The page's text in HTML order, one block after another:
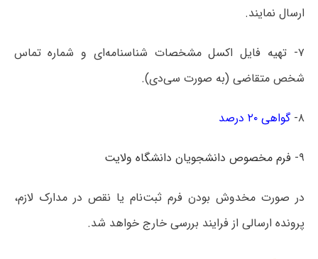
ارسال نمایند.
۷- تهیه فایل اکسل مشخصات شناسنامه‌ای و شماره تماس
شخص متقاضی (به صورت سی‌دی).
۸- گواهی ۲۰ درصد
۹- فرم مخصوص دانشجویان دانشگاه ولایت
در صورت مخدوش بودن فرم ثبت‌نام یا نقص در مدارک لازم،
پرونده ارسالی از فرایند بررسی خارج خواهد شد.